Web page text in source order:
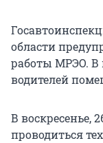
области
работы МРЭО. В
водителей
В воскресенье,
проводиться